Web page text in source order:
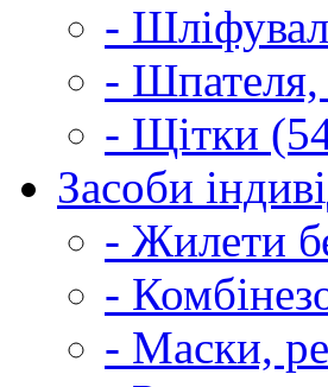
-
- Шпателя,
- Щітки
Засоби
- Жилети
-
- Маски,